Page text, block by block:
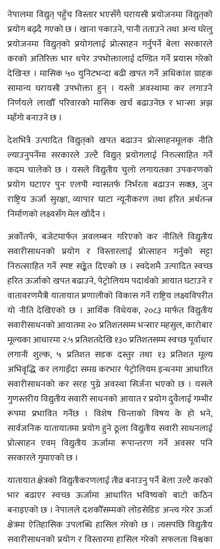
नेपालमा विद्युत् पहुँच विस्तार भएसँगै घरायसी प्रयोजनमा विद्युत्‌को
प्रयोग बढ्दै गएको छ । खाना पकाउने, पानी तताउने तथा अन्य घरेलु
प्रयोजनमा विद्युत्‌को प्रयोगलाई प्रोत्साहन गर्नुपर्ने बेला सरकारले
करको अतिरिक्त भार थपेर उपभोक्तालाई दण्डित गर्ने प्रयास गरेको
देखिन्छ । मासिक ५० युनिटभन्दा बढी खपत गर्ने अधिकांश ग्राहक
सामान्य घरायसी उपभोक्ता हुन् । यस्तो अवस्थामा कर लगाउने
निर्णयले लाखौँ परिवारको मासिक खर्च बढाउनेछ र भान्सा अझ
महँगो बनाउने छ ।
देशभित्रै उत्पादित विद्युत्‌को खपत बढाउन प्रोत्साहनमूलक नीति
ल्याउनुपर्नेमा सरकारले उल्टै विद्युत् प्रयोगलाई निरुत्साहित गर्ने
कदम चालेको छ । यसले विद्युतीय चुलो लगायतका उपकरणको
प्रयोग घटाएर पुनः एलपी ग्यासतर्फ निर्भरता बढाउन सक्छ, जुन
राष्ट्रिय ऊर्जा सुरक्षा, व्यापार घाटा न्यूनीकरण तथा हरित अर्थतन्त्र
निर्माणको लक्ष्यसँग मेल खाँदैन ।
अर्काेतर्फ, बजेटमार्फत अवलम्बन गरिएको कर नीतिले विद्युतीय
सवारीसाधनको प्रयोग र विस्तारलाई प्रोत्साहन गर्नुको सट्टा
निरुत्साहित गर्ने स्पष्ट सङ्केत दिएको छ । स्वदेशमै उत्पादित स्वच्छ
हरित ऊर्जाको खपत बढाउने, पेट्रोलियम पदार्थको आयात घटाउने र
वातावरणमैत्री यातायात प्रणालीको विकास गर्ने राष्ट्रिय लक्ष्यविपरीत
यो नीति देखिएको छ । आर्थिक विधेयक, २०८३ मार्फत विद्युतीय
सवारीसाधनको आयातमा २० प्रतिशतसम्म भन्सार महसुल, कारोबार
मूल्यका आधारमा २.५ प्रतिशतदेखि १३० प्रतिशतसम्म स्वच्छ पूर्वाधार
लगानी शुल्क, ५ प्रतिशत सडक दस्तुर तथा १३ प्रतिशत मूल्य
अभिवृद्धि कर लगाइँदा समग्र करभार पेट्रोलियम इन्धनमा आधारित
सवारीसाधनको कर सरह पुग्ने अवस्था सिर्जना भएको छ । यसले
गुणस्तरीय विद्युतीय सवारी साधनको आयात र प्रयोग दुवैलाई गम्भीर
रूपमा प्रभावित गर्नेछ । विशेष चिन्ताको विषय के हो भने,
सार्वजनिक यातायातमा प्रयोग हुने ठूला विद्युतीय सवारी साधनलाई
प्रोत्साहन एवम् विद्युतीय ऊर्जामा रूपान्तरण गर्ने अवसर पनि
सरकारले गुमाएको छ ।
यातायात क्षेत्रको विद्युतीकरणलाई तीव्र बनाउनु पर्ने बेला उल्टै करको
भार बढाएर स्वच्छ ऊर्जामा आधारित भविष्यको बाटो कठिन
बनाइएको छ । नेपालले दशकौँसम्मको लोडसेडिङ अन्त्य गरेर ऊर्जा
क्षेत्रमा ऐतिहासिक उपलब्धि हासिल गरेको छ । त्यसपछि विद्युतीय
सवारीसाधनको प्रयोग र विस्तारमा हासिल गरेको सफलता विश्वका